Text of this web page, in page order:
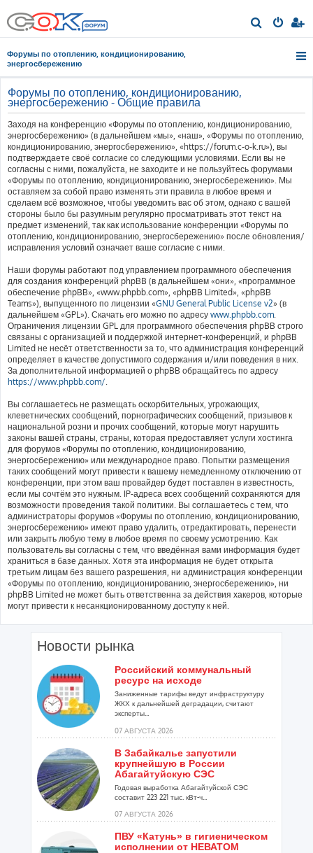
о
Форумы по отоплению, кондиционированию,
энергосбережению
Форумы по отоплению, кондиционированию,
энергосбережению - Общие правила
Заходя на конференцию «Форумы по отоплению, кондиционированию,
энергосбережению» (в дальнейшем «мы», «наш», «Форумы по отоплению,
кондиционированию, энергосбережению», «https://forum.c-o-k.ru»), вы
подтверждаете своё согласие со следующими условиями. Если вы не
согласны с ними, пожалуйста, не заходите и не пользуйтесь форумами
«Форумы по отоплению, кондиционированию, энергосбережению». Мы
оставляем за собой право изменять эти правила в любое время и
сделаем всё возможное, чтобы уведомить вас об этом, однако с вашей
стороны было бы разумным регулярно просматривать этот текст на
предмет изменений, так как использование конференции «Форумы по
отоплению, кондиционированию, энергосбережению» после обновления/
исправления условий означает ваше согласие с ними.
Наши форумы работают под управлением программного обеспечения
для создания конференций phpBB (в дальнейшем «они», «программное
обеспечение phpBB», «www.phpbb.com», «phpBB Limited», «phpBB
Teams»), выпущенного по лицензии «GNU General Public License v2» (в
дальнейшем «GPL»). Скачать его можно по адресу www.phpbb.com.
Ограничения лицензии GPL для программного обеспечения phpBB строго
связаны с организацией и поддержкой интернет-конференций, и phpBB
Limited не несёт ответственности за то, что администрация конференций
определяет в качестве допустимого содержания и/или поведения в них.
За дополнительной информацией о phpBB обращайтесь по адресу
https://www.phpbb.com/.
Вы соглашаетесь не размещать оскорбительных, угрожающих,
клеветнических сообщений, порнографических сообщений, призывов к
национальной розни и прочих сообщений, которые могут нарушить
законы вашей страны, страны, которая предоставляет услуги хостинга
для форумов «Форумы по отоплению, кондиционированию,
энергосбережению» или международное право. Попытки размещения
таких сообщений могут привести к вашему немедленному отключению от
конференции, при этом ваш провайдер будет поставлен в известность,
если мы сочтём это нужным. IP-адреса всех сообщений сохраняются для
возможности проведения такой политики. Вы соглашаетесь с тем, что
администраторы форумов «Форумы по отоплению, кондиционированию,
энергосбережению» имеют право удалить, отредактировать, перенести
или закрыть любую тему в любое время по своему усмотрению. Как
пользователь вы согласны с тем, что введённая вами информация будет
храниться в базе данных. Хотя эта информация не будет открыта
третьим лицам без вашего разрешения, ни администрация конференции
«Форумы по отоплению, кондиционированию, энергосбережению», ни
phpBB Limited не может быть ответственна за действия хакеров, которые
могут привести к несанкционированному доступу к ней.
Новости рынка
Российский коммунальный
ресурс на исходе
Заниженные тарифы ведут инфраструктуру
ЖКХ к дальнейшей деградации, считают
эксперты...
07 АВГУСТА 2026
В Забайкалье запустили
крупнейшую в России
Абагайтуйскую СЭС
Годовая выработка Абагайтуйской СЭС
составит 223 221 тыс. кВт-ч...
07 АВГУСТА 2026
ПВУ «Катунь» в гигиеническом
исполнении от НЕВАТОМ